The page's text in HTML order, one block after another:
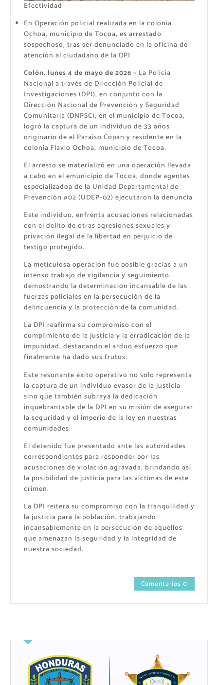
Efectividad
En Operación policial realizada en la colonia
Ochoa, municipio de Tocoa, es arrestado
sospechoso, tras ser denunciado en la oficina de
atención al ciudadano de la DPI
Colón. lunes 4 de mayo de 2026 – La Policía
Nacional a través de Dirección Policial de
Investigaciones (DPI), en conjunto con la
Dirección Nacional de Prevención y Seguridad
Comunitaria (DNPSC), en el municipio de Tocoa,
logró la captura de un individuo de 33 años
originario de el Paraíso Copán y residente en la
colonia Flavio Ochoa, municipio de Tocoa.
El arresto se materializó en una operación llevada
a cabo en el emunicipio de Tocoa, donde agentes
especializadoa de la Unidad Departamental de
Prevención #02 (UDEP-02) ejecutaron la denuncia
Este individuo, enfrenta acusaciones relacionadas
con el delito de otras agresiones sexuales y
privación ilegal de la libertad en perjuicio de
testigo protegido.
La meticulosa operación fue posible gracias a un
intenso trabajo de vigilancia y seguimiento,
demostrando la determinación incansable de las
fuerzas policiales en la persecución de la
delincuencia y la protección de la comunidad.
La DPI reafirma su compromiso con el
cumplimiento de la justicia y la erradicación de la
impunidad, destacando el arduo esfuerzo que
finalmente ha dado sus frutos.
Este resonante éxito operativo no solo representa
la captura de un individuo evasor de la justicia
sino que también subraya la dedicación
inquebrantable de la DPI en su misión de asegurar
la seguridad y el imperio de la ley en nuestras
comunidades.
El detenido fue presentado ante las autoridades
correspondientes para responder por las
acusaciones de violación agravada, brindando así
la posibilidad de justicia para las víctimas de este
crimen.
La DPI reitera su compromiso con la tranquilidad y
la justicia para la población, trabajando
incansablemente en la persecución de aquellos
que amenazan la seguridad y la integridad de
nuestra sociedad.
Comentarios 0